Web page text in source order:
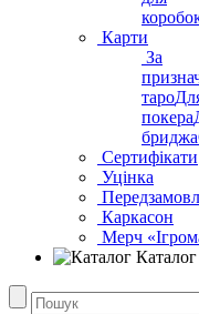
Карти
За
таро
покера
бриджа
Сертифікати
Уцінка
Каркасон
Мерч
Каталог